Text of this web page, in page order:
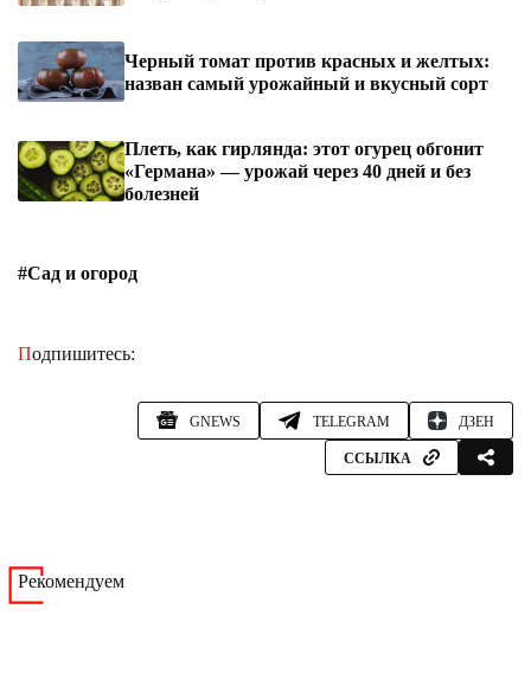
Черный томат против красных и желтых:
назван самый урожайный и вкусный сорт
Плеть, как гирлянда: этот огурец обгонит
«Германа» — урожай через 40 дней и без
болезней
#Сад и огород
Подпишитесь:
GNEWS TELEGRAM ДЗЕН
ССЫЛКА
Рекомендуем